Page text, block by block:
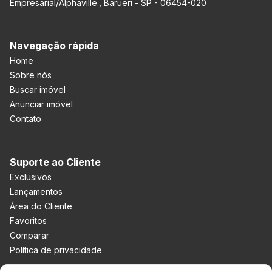
Empresarial/Alphaville., Barueri - SP - 06454-020
Navegação rápida
Home
Sobre nós
Buscar imóvel
Anunciar imóvel
Contato
Suporte ao Cliente
Exclusivos
Lançamentos
Área do Cliente
Favoritos
Comparar
Política de privacidade